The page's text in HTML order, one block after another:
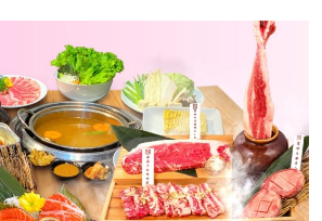
hoặc dịch vụ được cung cấp
các tranh chấp về sau giữa
nhà cung cấp.
sửa chữa hoặc thay đổi điều
kiện sử dụng mà không thông